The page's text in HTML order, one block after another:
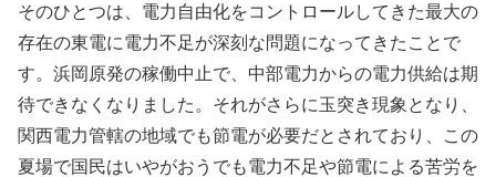
そのひとつは、電力自由化をコントロールしてきた最大の
存在の東電に電力不足が深刻な問題になってきたことで
す。浜岡原発の稼働中止で、中部電力からの電力供給は期
待できなくなりました。それがさらに玉突き現象となり、
関西電力管轄の地域でも節電が必要だとされており、この
夏場で国民はいやがおうでも電力不足や節電による苦労を